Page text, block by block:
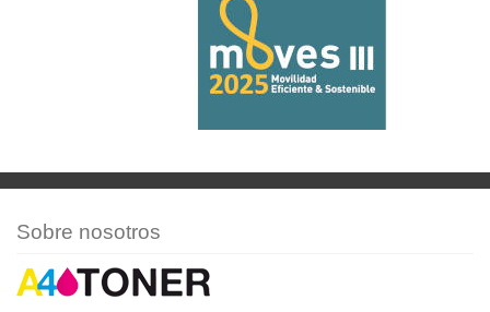
Sobre nosotros